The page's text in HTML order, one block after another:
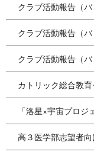
クラブ活動報告（バ
クラブ活動報告（バ
クラブ活動報告（バ
カトリック総合教
「洛星×宇宙プロ
高３医学部志望者